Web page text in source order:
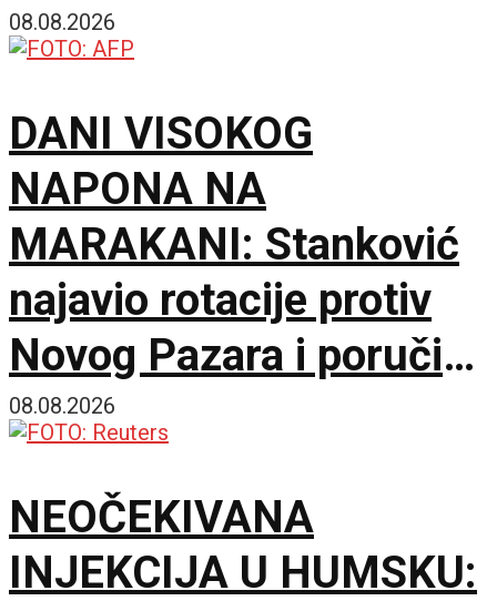
Hetafe!
08.08.2026
DANI VISOKOG
NAPONA NA
MARAKANI: Stanković
najavio rotacije protiv
Novog Pazara i poručio
– Nije pitanje života i
maksimum!
08.08.2026
NEOČEKIVANA
INJEKCIJA U HUMSKU: